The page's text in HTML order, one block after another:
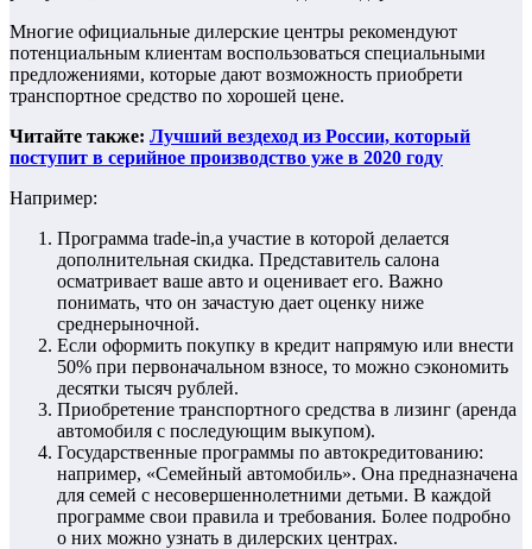
Многие официальные дилерские центры рекомендуют
потенциальным клиентам воспользоваться специальными
предложениями, которые дают возможность приобрети
транспортное средство по хорошей цене.
Читайте также: Лучший вездеход из России, который
поступит в серийное производство уже в 2020 году
Например:
Программа trade-in,а участие в которой делается
дополнительная скидка. Представитель салона
осматривает ваше авто и оценивает его. Важно
понимать, что он зачастую дает оценку ниже
среднерыночной.
Если оформить покупку в кредит напрямую или внести
50% при первоначальном взносе, то можно сэкономить
десятки тысяч рублей.
Приобретение транспортного средства в лизинг (аренда
автомобиля с последующим выкупом).
Государственные программы по автокредитованию:
например, «Семейный автомобиль». Она предназначена
для семей с несовершеннолетними детьми. В каждой
программе свои правила и требования. Более подробно
о них можно узнать в дилерских центрах.